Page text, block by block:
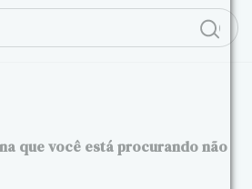
que você está procurando não